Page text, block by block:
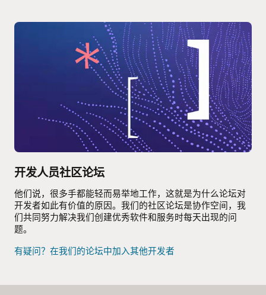
开发人员社区论坛
他们说，很多手都能轻而易举地工作，这就是为什么论坛对
开发者如此有价值的原因。我们的社区论坛是协作空间，我
们共同努力解决我们创建优秀软件和服务时每天出现的问
题。
有疑问？在我们的论坛中加入其他开发者